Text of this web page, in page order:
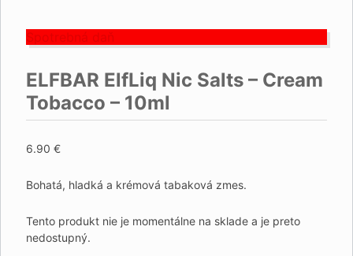
Spotrebná daň
ELFBAR ElfLiq Nic Salts – Cream
Tobacco – 10ml
6.90 €
Bohatá, hladká a krémová tabaková zmes.
Tento produkt nie je momentálne na sklade a je preto
nedostupný.